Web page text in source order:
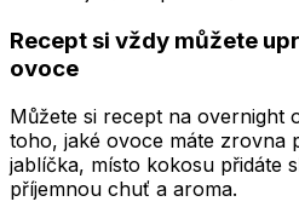
Recept si vždy můžete
ovoce
Můžete si recept na overnight
toho, jaké ovoce máte zrovna
jablíčka, místo kokosu přidáte
příjemnou chuť a aroma.